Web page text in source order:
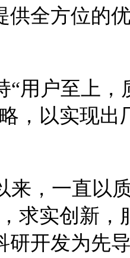
供全方位的
用户至上，
略，以实现
，一直以
求实创新
研开发为先